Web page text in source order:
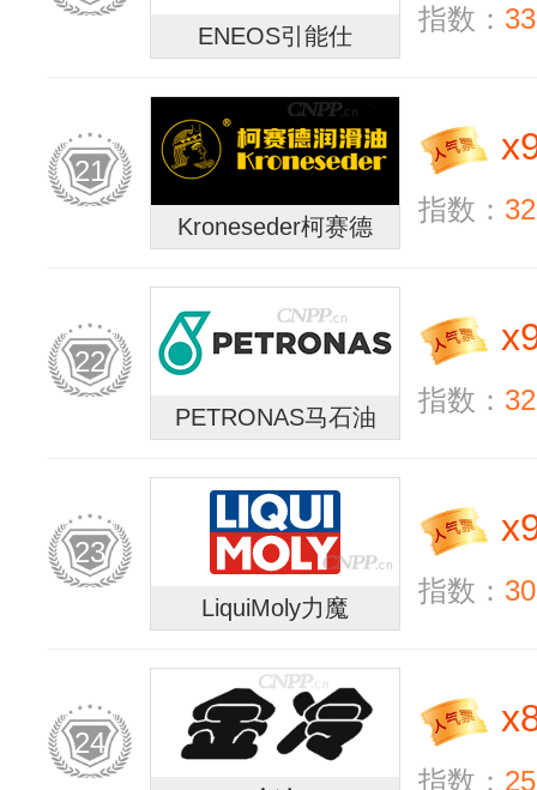
ENEOS引能仕
指数：
21
Kroneseder柯赛德
x
指数：
22
PETRONAS马石油
x
指数：
23
LiquiMoly力魔
x
指数：
24
x
指数：